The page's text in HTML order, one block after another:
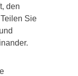
den
Sie